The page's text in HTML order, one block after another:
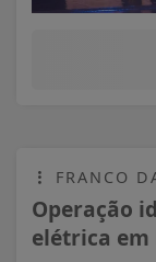
FRANCO
Operação
elétrica em